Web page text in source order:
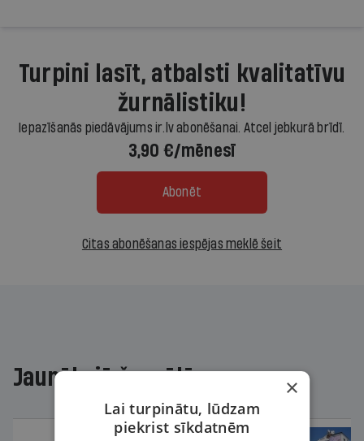
Turpini lasīt, atbalsti kvalitatīvu
žurnālistiku!
Iepazīšanās piedāvājums ir.lv abonēšanai. Atcel jebkurā brīdī.
3,90 €/mēnesī
Abonēt
Citas abonēšanas iespējas meklē šeit
Jaunākajā žurnālā ×
Lai turpinātu, lūdzam
piekrist sīkdatnēm